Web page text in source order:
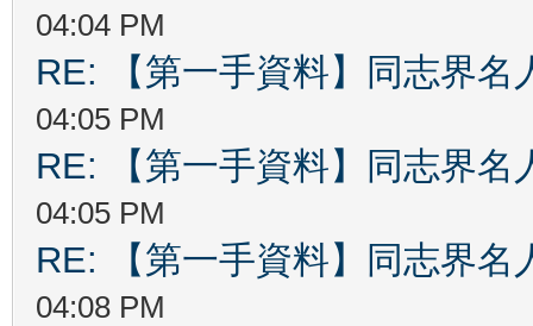
04:04 PM
RE: 【第一手資料】同志界名
04:05 PM
RE: 【第一手資料】同志界名
04:05 PM
RE: 【第一手資料】同志界名
04:08 PM